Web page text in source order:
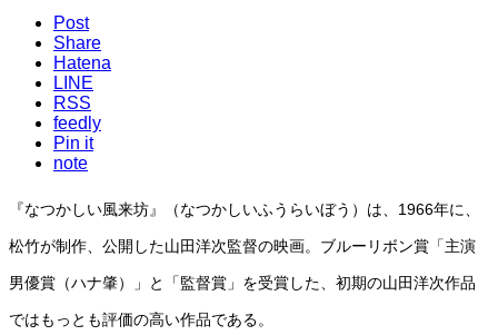
Post
Share
Hatena
LINE
RSS
feedly
Pin it
note
『なつかしい風来坊』（なつかしいふうらいぼう）は、1966年に、
松竹が制作、公開した山田洋次監督の映画。ブルーリボン賞「主演
男優賞（ハナ肇）」と「監督賞」を受賞した、初期の山田洋次作品
ではもっとも評価の高い作品である。